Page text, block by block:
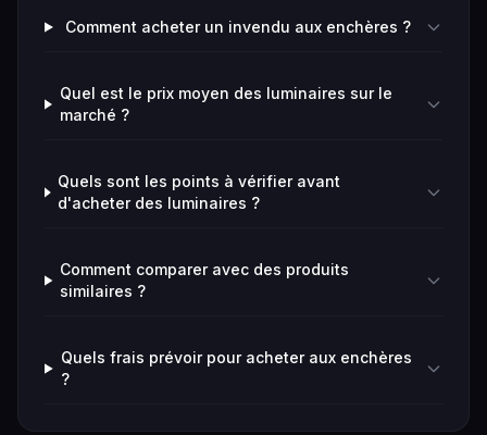
Comment acheter un invendu aux enchères ?
Quel est le prix moyen des luminaires sur le
marché ?
Quels sont les points à vérifier avant
d'acheter des luminaires ?
Comment comparer avec des produits
similaires ?
Quels frais prévoir pour acheter aux enchères
?